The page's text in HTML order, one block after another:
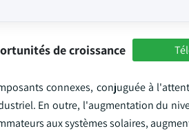
de croissance
connexes, conjuguée à
En outre, l'augmentation du
aux systèmes solaires,